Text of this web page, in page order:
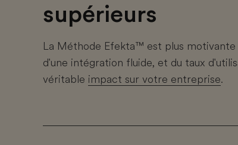
supérieurs
La Méthode Efekta™ est plus
d'une intégration fluide, et du taux
véritable impact sur votre entreprise.